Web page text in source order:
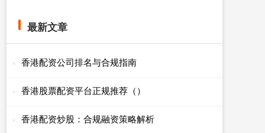
最新文章
香港配资公司排名与合规指南
香港股票配资平台正规推荐（）
香港配资炒股：合规融资策略解析